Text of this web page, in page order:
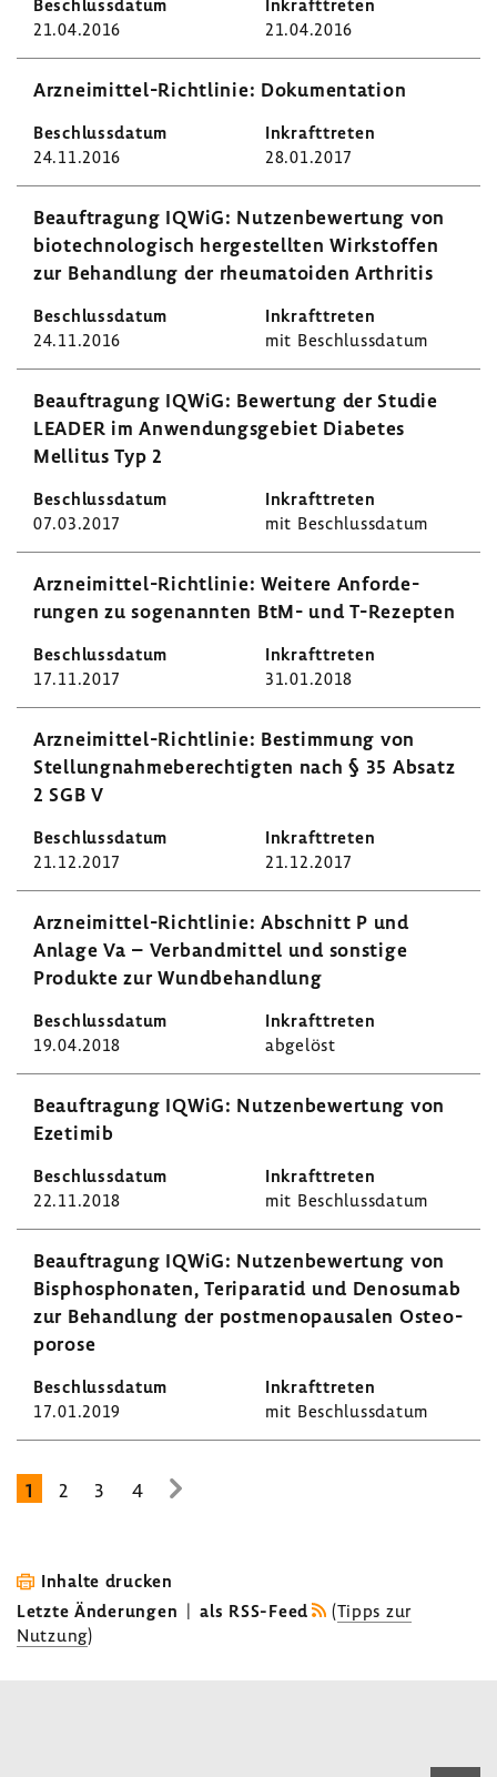
21.04.2016 21.04.2016
Arzneimittel-​Richtlinie: Doku­men­ta­tion
24.11.2016 28.01.2017
Beauf­tra­gung IQWiG: Nutzen­be­wer­tung von
biotech­no­lo­gisch herge­stellten Wirk­stoffen
zur Behand­lung der rheu­ma­to­iden Arthritis
24.11.2016 mit Beschluss­datum
Beauf­tra­gung IQWiG: Bewer­tung der Studie
LEADER im Anwen­dungs­ge­biet Diabetes
Mellitus Typ 2
07.03.2017 mit Beschluss­datum
Arzneimittel-​Richtlinie: Weitere Anfor­de­
rungen zu soge­nannten BtM- und T-​Rezepten
17.11.2017 31.01.2018
Arzneimittel-​Richtlinie: Bestim­mung von
Stel­lung­nah­me­be­rech­tigten nach § 35 Absatz
2 SGB V
21.12.2017 21.12.2017
Arzneimittel-​Richtlinie: Abschnitt P und
Anlage Va – Verband­mittel und sons­tige
Produkte zur Wund­be­hand­lung
19.04.2018 abge­löst
Beauf­tra­gung IQWiG: Nutzen­be­wer­tung von
Ezetimib
22.11.2018 mit Beschluss­datum
Beauf­tra­gung IQWiG: Nutzen­be­wer­tung von
Bisphos­pho­naten, Teri­pa­ratid und Deno­sumab
zur Behand­lung der post­meno­pau­salen Osteo­
po­rose
17.01.2019 mit Beschluss­datum
1 2 3 4
zur
Inhalte drucken
Letzte Änderungen | als RSS-Feed (Tipps zur
Nutzung)